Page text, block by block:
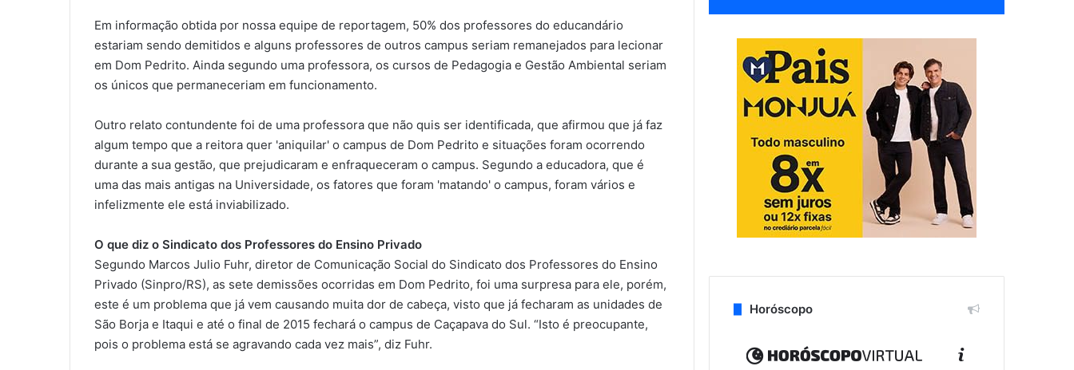
Em informação obtida por nossa equipe de reportagem, 50% dos professores do educandário
estariam sendo demitidos e alguns professores de outros campus seriam remanejados para lecionar
em Dom Pedrito. Ainda segundo uma professora, os cursos de Pedagogia e Gestão Ambiental seriam
os únicos que permaneceriam em funcionamento.
Outro relato contundente foi de uma professora que não quis ser identificada, que afirmou que já faz
algum tempo que a reitora quer 'aniquilar' o campus de Dom Pedrito e situações foram ocorrendo
durante a sua gestão, que prejudicaram e enfraqueceram o campus. Segundo a educadora, que é
uma das mais antigas na Universidade, os fatores que foram 'matando' o campus, foram vários e
infelizmente ele está inviabilizado.
O que diz o Sindicato dos Professores do Ensino Privado
Segundo Marcos Julio Fuhr, diretor de Comunicação Social do Sindicato dos Professores do Ensino
Privado (Sinpro/RS), as sete demissões ocorridas em Dom Pedrito, foi uma surpresa para ele, porém,
este é um problema que já vem causando muita dor de cabeça, visto que já fecharam as unidades de
São Borja e Itaqui e até o final de 2015 fechará o campus de Caçapava do Sul. “Isto é preocupante,
pois o problema está se agravando cada vez mais”, diz Fuhr.
Horóscopo